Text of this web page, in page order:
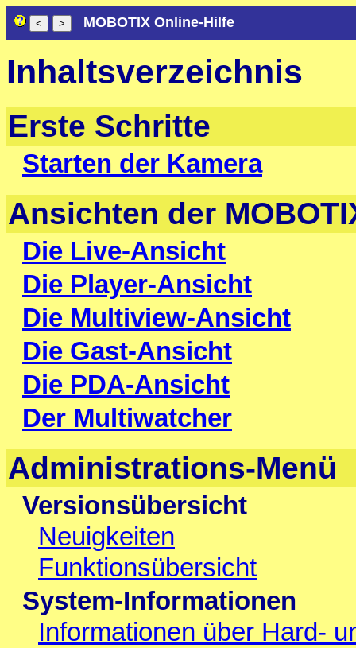
MOBOTIX Online-Hilfe
Inhaltsverzeichnis
Erste Schritte
Starten der Kamera
Ansichten der
Die Live-Ansicht
Die Player-Ansicht
Die Multiview-Ansicht
Die Gast-Ansicht
Die PDA-Ansicht
Der Multiwatcher
Administrations-Menü
Versionsübersicht
Neuigkeiten
Funktionsübersicht
System-Informationen
Informationen über Hard-